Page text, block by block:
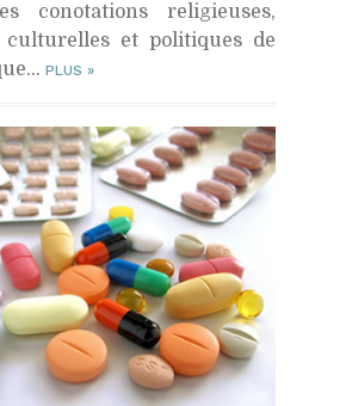
conotations religieuses,
culturelles et politiques de
PLUS »